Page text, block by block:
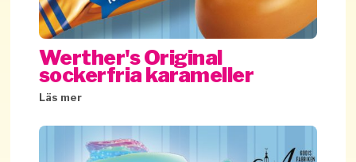
Werther's Original
sockerfria karameller
Läs mer